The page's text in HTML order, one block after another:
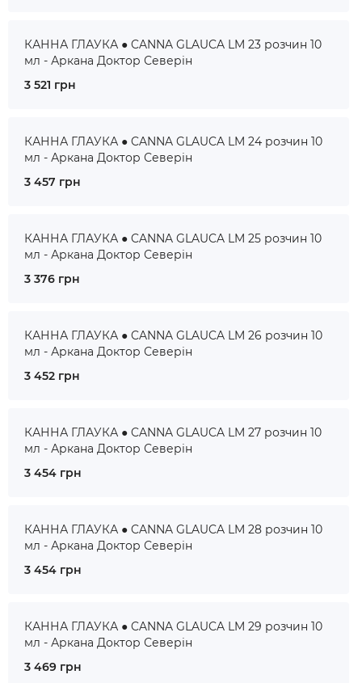
КАННА ГЛАУКА ● CANNA GLAUCA LM 23 розчин 10
мл - Аркана Доктор Северін
3 521 грн
КАННА ГЛАУКА ● CANNA GLAUCA LM 24 розчин 10
мл - Аркана Доктор Северін
3 457 грн
КАННА ГЛАУКА ● CANNA GLAUCA LM 25 розчин 10
мл - Аркана Доктор Северін
3 376 грн
КАННА ГЛАУКА ● CANNA GLAUCA LM 26 розчин 10
мл - Аркана Доктор Северін
3 452 грн
КАННА ГЛАУКА ● CANNA GLAUCA LM 27 розчин 10
мл - Аркана Доктор Северін
3 454 грн
КАННА ГЛАУКА ● CANNA GLAUCA LM 28 розчин 10
мл - Аркана Доктор Северін
3 454 грн
КАННА ГЛАУКА ● CANNA GLAUCA LM 29 розчин 10
мл - Аркана Доктор Северін
3 469 грн